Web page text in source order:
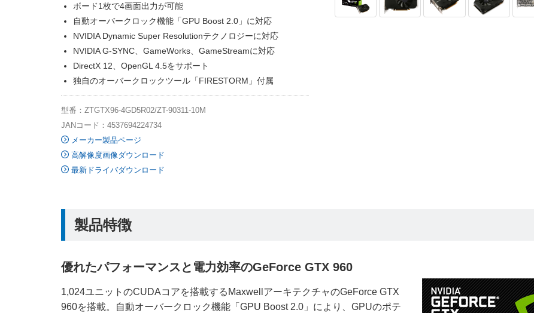
ボード1枚で4画面出力が可能
自動オーバークロック機能「GPU Boost 2.0」に対応
NVIDIA Dynamic Super Resolutionテクノロジーに対応
NVIDIA G-SYNC、GameWorks、GameStreamに対応
DirectX 12、OpenGL 4.5をサポート
独自のオーバークロックツール「FIRESTORM」付属
型番：ZTGTX96-4GD5R02/ZT-90311-10M
JANコード：4537694224734
メーカー製品ページ
高解像度画像ダウンロード
最新ドライバダウンロード
製品特徴
優れたパフォーマンスと電力効率のGeForce GTX 960
1,024ユニットのCUDAコアを搭載するMaxwellアーキテクチャのGeForce GTX
960を搭載。自動オーバークロック機能「GPU Boost 2.0」により、GPUのポテ